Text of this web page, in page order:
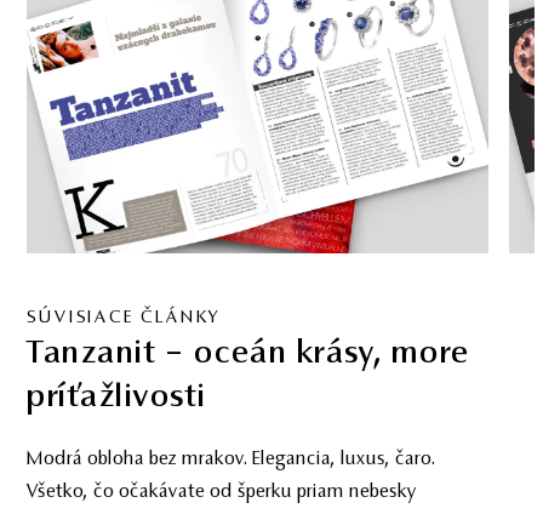
SÚVISIACE ČLÁNKY
Tanzanit – oceán krásy, more
príťažlivosti
Modrá obloha bez mrakov. Elegancia, luxus, čaro.
Všetko, čo očakávate od šperku priam nebesky